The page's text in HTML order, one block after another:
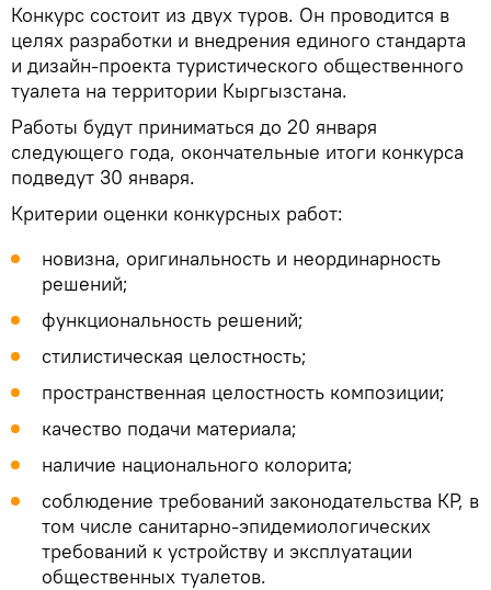
Конкурс состоит из двух туров. Он проводится в
целях разработки и внедрения единого стандарта
и дизайн-проекта туристического общественного
туалета на территории Кыргызстана.
Работы будут приниматься до 20 января
следующего года, окончательные итоги конкурса
подведут 30 января.
Критерии оценки конкурсных работ:
новизна, оригинальность и неординарность
решений;
функциональность решений;
стилистическая целостность;
пространственная целостность композиции;
качество подачи материала;
наличие национального колорита;
соблюдение требований законодательства КР, в
том числе санитарно-эпидемиологических
требований к устройству и эксплуатации
общественных туалетов.